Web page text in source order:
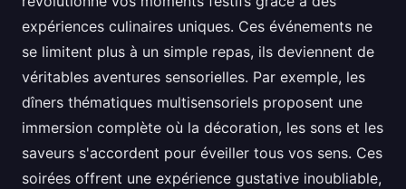
expériences culinaires uniques. Ces événements ne
se limitent plus à un simple repas, ils deviennent de
véritables aventures sensorielles. Par exemple, les
dîners thématiques multisensoriels proposent une
immersion complète où la décoration, les sons et les
saveurs s'accordent pour éveiller tous vos sens. Ces
soirées offrent une expérience gustative inoubliable,